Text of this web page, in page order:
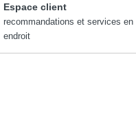
Espace client
recommandations et services en
endroit